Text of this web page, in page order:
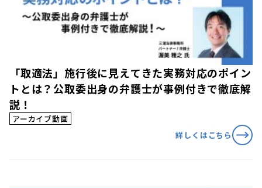
「取適法」施行後に見えてきた実務対応のポイン
トとは？公取委出身の弁護士が事例付きで徹底解
説！
アーカイブ動画
詳しくはこちら